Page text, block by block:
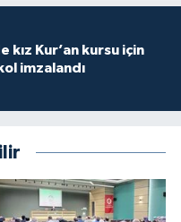
kız Kur’an kursu için
imzalandı